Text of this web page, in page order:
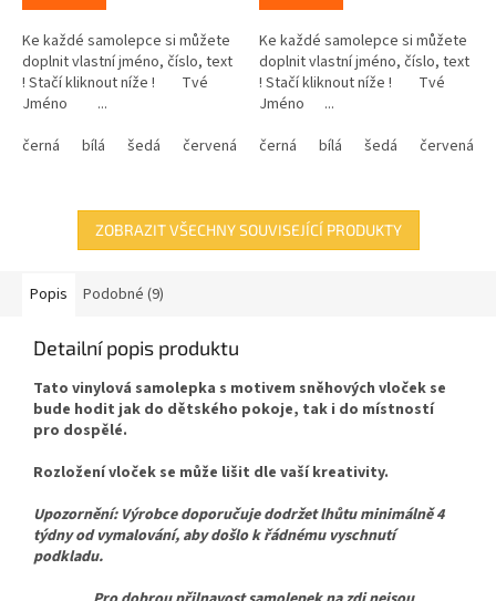
Ke každé samolepce si můžete
doplnit vlastní jméno, číslo, text
! Stačí kliknout níže ! Tvé
Jméno ...
černá
bílá šedá červená modrá žlutá zelená růžová
Ke každé samolepce si můžete
doplnit vlastní jméno, číslo, text
! Stačí kliknout níže ! Tvé
Jméno ...
černá
bílá šedá červená
ZOBRAZIT VŠECHNY SOUVISEJÍCÍ PRODUKTY
Popis Podobné (9)
Detailní popis produktu
Tato vinylová samolepka s motivem sněhových vloček se
bude hodit jak do dětského pokoje, tak i do místností
pro dospělé.
Rozložení vloček se může lišit dle vaší kreativity.
Upozornění: Výrobce doporučuje dodržet lhůtu minimálně 4
týdny od vymalování, aby došlo k řádnému vyschnutí
podkladu.